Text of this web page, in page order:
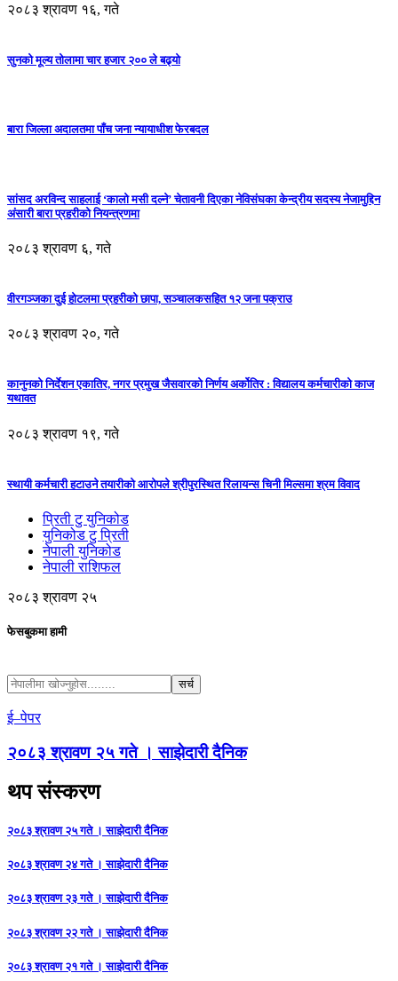
२०८३ श्रावण १६, गते
सुनको मूल्य तोलामा चार हजार २०० ले बढ्यो
बारा जिल्ला अदालतमा पाँच जना न्यायाधीश फेरबदल
सांसद अरविन्द साहलाई ‘कालो मसी दल्ने’ चेतावनी दिएका नेविसंघका केन्द्रीय सदस्य नेजामुद्दिन
अंसारी बारा प्रहरीको नियन्त्रणमा
२०८३ श्रावण ६, गते
वीरगञ्जका दुई होटलमा प्रहरीको छापा, सञ्चालकसहित १२ जना पक्राउ
२०८३ श्रावण २०, गते
कानुनको निर्देशन एकातिर, नगर प्रमुख जैसवारको निर्णय अर्कोतिर : विद्यालय कर्मचारीको काज
यथावत
२०८३ श्रावण १९, गते
स्थायी कर्मचारी हटाउने तयारीको आरोपले श्रीपुरस्थित रिलायन्स चिनी मिल्समा श्रम विवाद
प्रिती टु युनिकोड
युनिकोड टु प्रिती
नेपाली युनिकोड
नेपाली राशिफल
२०८३ श्रावण २५
फेसबुकमा हामी
ई–पेपर
२०८३ श्रावण २५ गते । साझेदारी दैनिक
थप संस्करण
२०८३ श्रावण २५ गते । साझेदारी दैनिक
२०८३ श्रावण २४ गते । साझेदारी दैनिक
२०८३ श्रावण २३ गते । साझेदारी दैनिक
२०८३ श्रावण २२ गते । साझेदारी दैनिक
२०८३ श्रावण २१ गते । साझेदारी दैनिक